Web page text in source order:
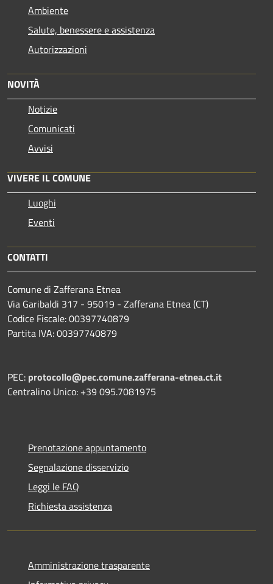
Ambiente
Salute, benessere e assistenza
Autorizzazioni
NOVITÀ
Notizie
Comunicati
Avvisi
VIVERE IL COMUNE
Luoghi
Eventi
CONTATTI
Comune di Zafferana Etnea
Via Garibaldi 317 - 95019 - Zafferana Etnea (CT)
Codice Fiscale: 00397740879
Partita IVA: 00397740879
PEC: protocollo@pec.comune.zafferana-etnea.ct.it
Centralino Unico: +39 095.7081975
Prenotazione appuntamento
Segnalazione disservizio
Leggi le FAQ
Richiesta assistenza
Amministrazione trasparente